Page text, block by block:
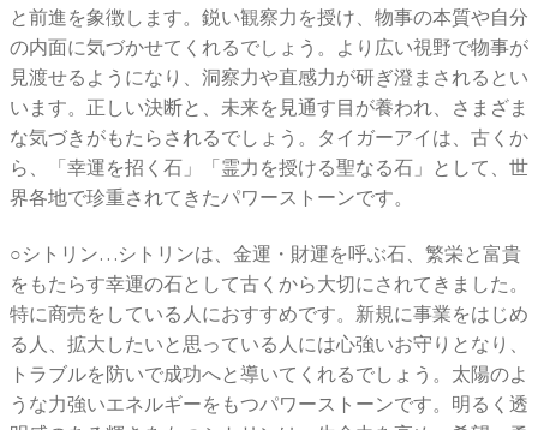
と前進を象徴します。鋭い観察力を授け、物事の本質や自分
の内面に気づかせてくれるでしょう。より広い視野で物事が
見渡せるようになり、洞察力や直感力が研ぎ澄まされるとい
います。正しい決断と、未来を見通す目が養われ、さまざま
な気づきがもたらされるでしょう。タイガーアイは、古くか
ら、「幸運を招く石」「霊力を授ける聖なる石」として、世
界各地で珍重されてきたパワーストーンです。
○シトリン…シトリンは、金運・財運を呼ぶ石、繁栄と富貴
をもたらす幸運の石として古くから大切にされてきました。
特に商売をしている人におすすめです。新規に事業をはじめ
る人、拡大したいと思っている人には心強いお守りとなり、
トラブルを防いで成功へと導いてくれるでしょう。太陽のよ
うな力強いエネルギーをもつパワーストーンです。明るく透